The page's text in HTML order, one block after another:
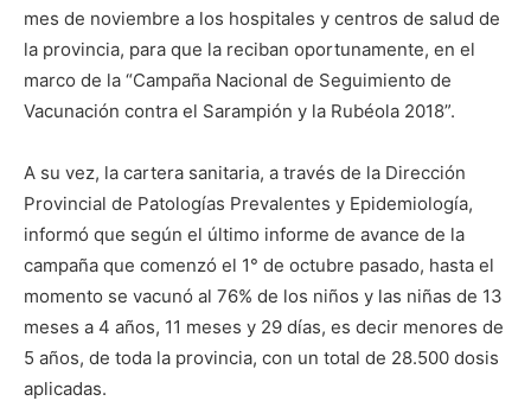
mes de noviembre a los hospitales y centros de salud de
la provincia, para que la reciban oportunamente, en el
marco de la “Campaña Nacional de Seguimiento de
Vacunación contra el Sarampión y la Rubéola 2018”.
A su vez, la cartera sanitaria, a través de la Dirección
Provincial de Patologías Prevalentes y Epidemiología,
informó que según el último informe de avance de la
campaña que comenzó el 1° de octubre pasado, hasta el
momento se vacunó al 76% de los niños y las niñas de 13
meses a 4 años, 11 meses y 29 días, es decir menores de
5 años, de toda la provincia, con un total de 28.500 dosis
aplicadas.